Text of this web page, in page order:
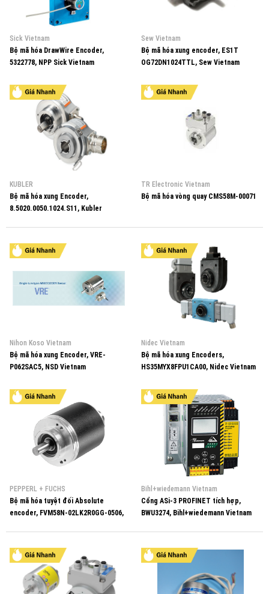
Sick Vietnam
Bộ mã hóa DrawWire Encoder,
5322778, NPP Sick Vietnam
Sew Vietnam
Bộ mã hóa xung encoder, ES1T
OG72DN1024TTL, Sew Vietnam
KUBLER
Bộ mã hóa xung Encoder,
8.5020.0050.1024.S11, Kubler
TR Electronic Vietnam
Bộ mã hóa vòng quay CMS58M-00071
Nihon Koso Vietnam
Bộ mã hóa xung Encoder, VRE-
P062SAC5, NSD Vietnam
Nidec Vietnam
Bộ mã hóa xung Encoders,
HS35MYX8FPU1CA00, Nidec Vietnam
PEPPERL + FUCHS
Bộ mã hóa tuyệt đối Absolute
encoder, FVM58N-02LK2R0GG-0506,
Bihl+wiedemann Vietnam
Cổng ASi-3 PROFINET tích hợp,
BWU3274, Bihl+wiedemann Vietnam